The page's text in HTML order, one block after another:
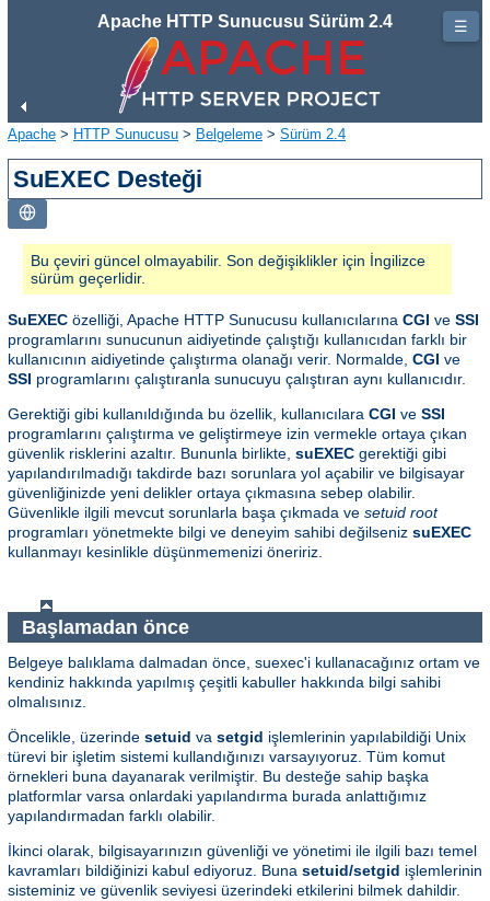
Apache HTTP Sunucusu Sürüm 2.4
Apache > HTTP Sunucusu > Belgeleme > Sürüm 2.4
SuEXEC Desteği
Bu çeviri güncel olmayabilir. Son değişiklikler için İngilizce
sürüm geçerlidir.
SuEXEC özelliği, Apache HTTP Sunucusu kullanıcılarına CGI ve SSI
programlarını sunucunun aidiyetinde çalıştığı kullanıcıdan farklı bir
kullanıcının aidiyetinde çalıştırma olanağı verir. Normalde, CGI ve
SSI programlarını çalıştıranla sunucuyu çalıştıran aynı kullanıcıdır.
Gerektiği gibi kullanıldığında bu özellik, kullanıcılara CGI ve SSI
programlarını çalıştırma ve geliştirmeye izin vermekle ortaya çıkan
güvenlik risklerini azaltır. Bununla birlikte, suEXEC gerektiği gibi
yapılandırılmadığı takdirde bazı sorunlara yol açabilir ve bilgisayar
güvenliğinizde yeni delikler ortaya çıkmasına sebep olabilir.
Güvenlikle ilgili mevcut sorunlarla başa çıkmada ve setuid root
programları yönetmekte bilgi ve deneyim sahibi değilseniz suEXEC
kullanmayı kesinlikle düşünmemenizi öneririz.
Başlamadan önce
Belgeye balıklama dalmadan önce, suexec'i kullanacağınız ortam ve
kendiniz hakkında yapılmış çeşitli kabuller hakkında bilgi sahibi
olmalısınız.
Öncelikle, üzerinde setuid va setgid işlemlerinin yapılabildiği Unix
türevi bir işletim sistemi kullandığınızı varsayıyoruz. Tüm komut
örnekleri buna dayanarak verilmiştir. Bu desteğe sahip başka
platformlar varsa onlardaki yapılandırma burada anlattığımız
yapılandırmadan farklı olabilir.
İkinci olarak, bilgisayarınızın güvenliği ve yönetimi ile ilgili bazı temel
kavramları bildiğinizi kabul ediyoruz. Buna setuid/setgid işlemlerinin
sisteminiz ve güvenlik seviyesi üzerindeki etkilerini bilmek dahildir.
☰